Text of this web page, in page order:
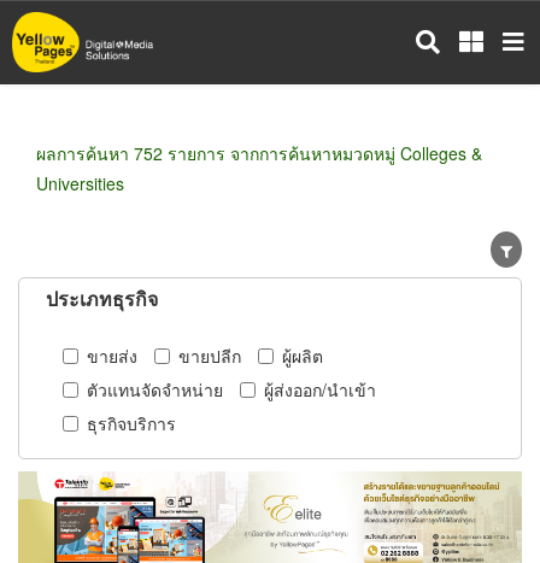
ข้าม
ไป
ผลการค้นหา 752 รายการ จากการค้นหาหมวดหมู่ Colleges &
Universities
ประเภทธุรกิจ
ขายส่ง ขายปลีก
ผู้ผลิต
ตัวแทนจัดจำหน่าย
ผู้ส่งออก/นำเข้า
ธุรกิจบริการ